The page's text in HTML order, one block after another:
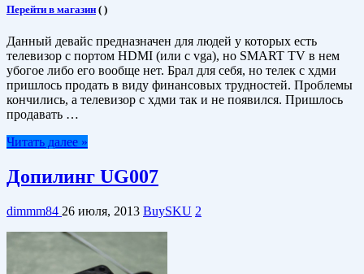
Перейти в магазин ( )
Данный девайс предназначен для людей у которых есть
телевизор с портом HDMI (или с vga), но SMART TV в нем
убогое либо его вообще нет. Брал для себя, но телек с хдми
пришлось продать в виду финансовых трудностей. Проблемы
кончились, а телевизор с хдми так и не появился. Пришлось
продавать …
Читать далее »
Допилинг UG007
dimmm84 26 июля, 2013 BuySKU 2